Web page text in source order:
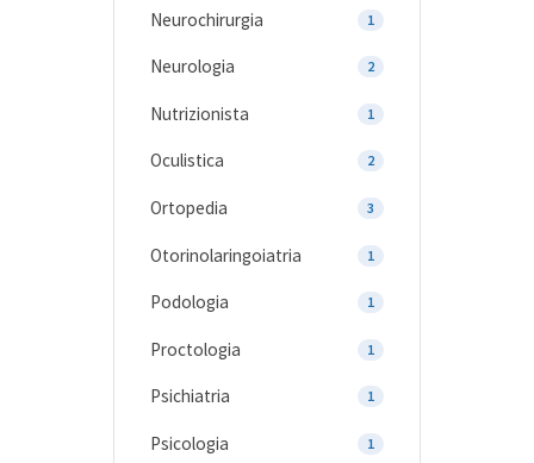
Neurochirurgia 1
Neurologia 2
Nutrizionista 1
Oculistica 2
Ortopedia 3
Otorinolaringoiatria 1
Podologia 1
Proctologia 1
Psichiatria 1
Psicologia 1